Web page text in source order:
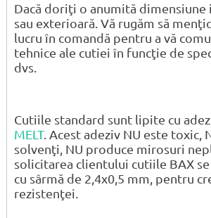
Dacă doriţi o anumită dimensiune
sau exterioară. Vă rugăm să
lucru în comandă pentru a vă
tehnice ale cutiei în funcţie de
dvs.
Cutiile standard sunt lipite cu
MELT. Acest adeziv NU este toxic,
solvenţi, NU produce mirosuri
solicitarea clientului cutiile BAX
cu sârmă de 2,4x0,5 mm, pentru
rezistenţei.